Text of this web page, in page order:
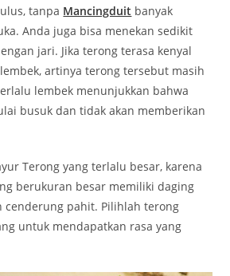
tanpa Mancingduit banyak
Anda juga bisa menekan sedikit
jari. Jika terong terasa kenyal
artinya terong tersebut masih
lembek menunjukkan bahwa
busuk dan tidak akan memberikan
Terong yang terlalu besar, karena
berukuran besar memiliki daging
cenderung pahit. Pilihlah terong
untuk mendapatkan rasa yang